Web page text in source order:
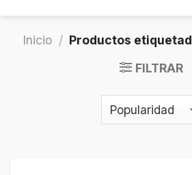
Inicio / Productos
FILTRAR